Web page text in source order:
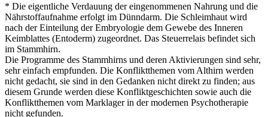
* Die eigentliche Verdauung der eingenommenen Nahrung und die
Nährstoffaufnahme erfolgt im Dünndarm. Die Schleimhaut wird
nach der Einteilung der Embryologie dem Gewebe des Inneren
Keimblattes (Entoderm) zugeordnet. Das Steuerrelais befindet sich
im Stammhirn.
Die Programme des Stammhirns und deren Aktivierungen sind sehr,
sehr einfach empfunden. Die Konfliktthemen vom Althirn werden
nicht gedacht, sie sind in den Gedanken nicht direkt zu finden; aus
diesem Grunde werden diese Konfliktgeschichten sowie auch die
Konfliktthemen vom Marklager in der modernen Psychotherapie
nicht gefunden.